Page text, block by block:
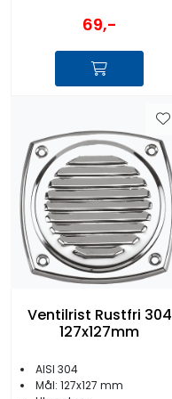
69,-
Ventilrist Rustfri 304
127x127mm
AISI 304
Mål: 127x127 mm